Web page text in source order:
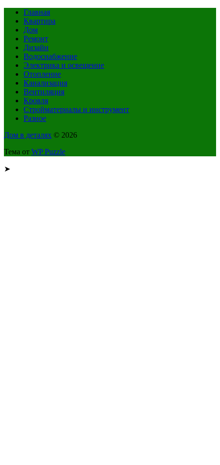
Главная
Квартира
Дом
Ремонт
Дизайн
Водоснабжение
Электрика и освещение
Отопление
Канализация
Вентиляция
Кровля
Стройматериалы и инструмент
Разное
Дом в деталях © 2026
Тема от WP Puzzle
➤